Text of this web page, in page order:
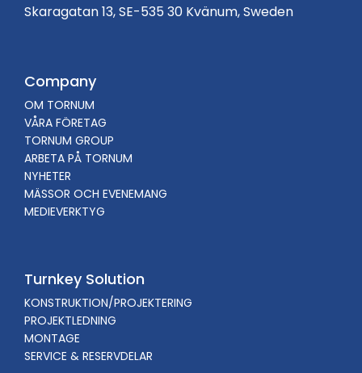
Skaragatan 13, SE-535 30 Kvänum, Sweden
Company
OM TORNUM
VÅRA FÖRETAG
TORNUM GROUP
ARBETA PÅ TORNUM
NYHETER
MÄSSOR OCH EVENEMANG
MEDIEVERKTYG
Turnkey Solution
KONSTRUKTION/PROJEKTERING
PROJEKTLEDNING
MONTAGE
SERVICE & RESERVDELAR